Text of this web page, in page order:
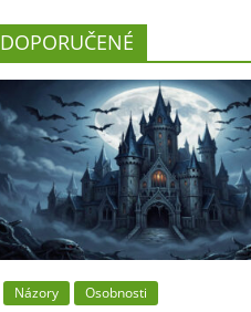
DOPORUČENÉ
Názory Osobnosti